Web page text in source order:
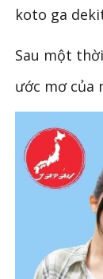
koto ga
Sau một
ước mơ của